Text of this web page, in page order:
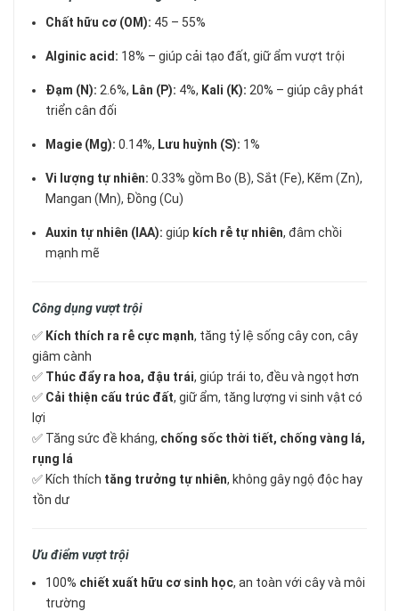
Chất hữu cơ (OM): 45 – 55%
Alginic acid: 18% – giúp cải tạo đất, giữ ẩm vượt trội
Đạm (N): 2.6%, Lân (P): 4%, Kali (K): 20% – giúp cây phát
triển cân đối
Magie (Mg): 0.14%, Lưu huỳnh (S): 1%
Vi lượng tự nhiên: 0.33% gồm Bo (B), Sắt (Fe), Kẽm (Zn),
Mangan (Mn), Đồng (Cu)
Auxin tự nhiên (IAA): giúp kích rễ tự nhiên, đâm chồi
mạnh mẽ
Công dụng vượt trội
✅ Kích thích ra rễ cực mạnh, tăng tỷ lệ sống cây con, cây
giâm cành
✅ Thúc đẩy ra hoa, đậu trái, giúp trái to, đều và ngọt hơn
✅ Cải thiện cấu trúc đất, giữ ẩm, tăng lượng vi sinh vật có
lợi
✅ Tăng sức đề kháng, chống sốc thời tiết, chống vàng lá,
rụng lá
✅ Kích thích tăng trưởng tự nhiên, không gây ngộ độc hay
tồn dư
Ưu điểm vượt trội
100% chiết xuất hữu cơ sinh học, an toàn với cây và môi
trường